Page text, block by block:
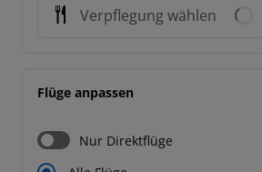
Verpflegung wählen
Flüge anpassen
Nur Direktflüge